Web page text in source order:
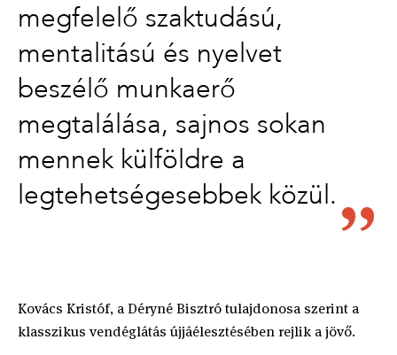
megfelelő szaktudású,
mentalitású és nyelvet
beszélő munkaerő
megtalálása, sajnos sokan
mennek külföldre a
legtehetségesebbek közül.
Kovács Kristóf, a Déryné Bisztró tulajdonosa szerint a
klasszikus vendéglátás újjáélesztésében rejlik a jövő.